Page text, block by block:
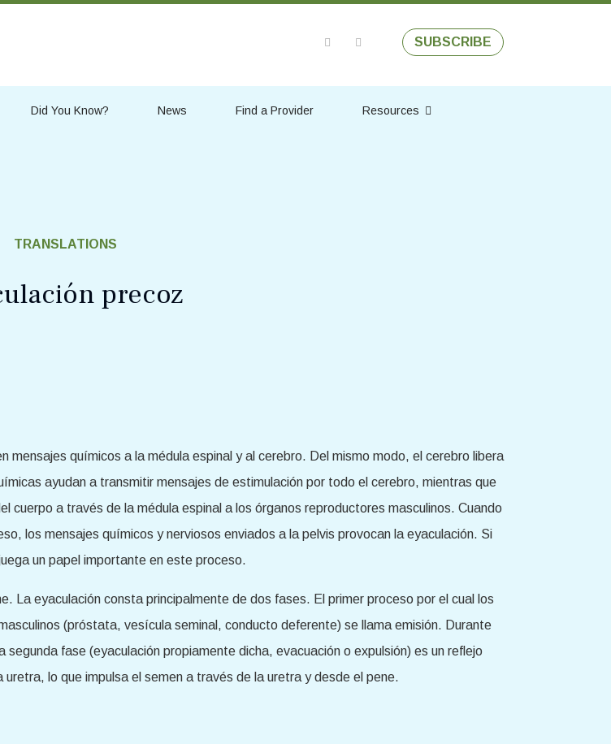
SUBSCRIBE
Did You Know? News Find a Provider Resources
TRANSLATIONS
precoz
mensajes químicos a la médula espinal y al cerebro. Del mismo modo, el cerebro libera
ayudan a transmitir mensajes de estimulación por todo el cerebro, mientras que
cuerpo a través de la médula espinal a los órganos reproductores masculinos. Cuando
los mensajes químicos y nerviosos enviados a la pelvis provocan la eyaculación. Si
un papel importante en este proceso.
La eyaculación consta principalmente de dos fases. El primer proceso por el cual los
(próstata, vesícula seminal, conducto deferente) se llama emisión. Durante
fase (eyaculación propiamente dicha, evacuación o expulsión) es un reflejo
lo que impulsa el semen a través de la uretra y desde el pene.